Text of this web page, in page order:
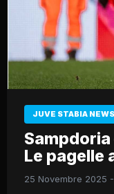
JUVE STABIA NEWS
Sampdoria
Le pagelle
25 Novembre 2025